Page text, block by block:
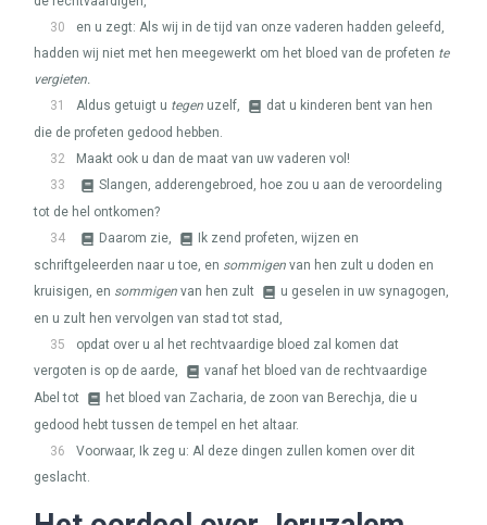
30
en u zegt: Als wij in de tijd van onze vaderen hadden geleefd,
hadden wij niet met hen meegewerkt om het bloed van de profeten te
vergieten.
31
Aldus getuigt u tegen uzelf,
dat u kinderen bent van hen
die de profeten gedood hebben.
32
Maakt ook u dan de maat van uw vaderen vol!
33
Slangen, adderengebroed, hoe zou u aan de veroordeling
tot de hel ontkomen?
34
Daarom zie,
Ik zend profeten, wijzen en
schriftgeleerden naar u toe, en sommigen van hen zult u doden en
kruisigen, en sommigen van hen zult
u geselen in uw synagogen,
en u zult hen vervolgen van stad tot stad,
35
opdat over u al het rechtvaardige bloed zal komen dat
vergoten is op de aarde,
vanaf het bloed van de rechtvaardige
Abel tot
het bloed van Zacharia, de zoon van Berechja, die u
gedood hebt tussen de tempel en het altaar.
36
Voorwaar, Ik zeg u: Al deze dingen zullen komen over dit
geslacht.